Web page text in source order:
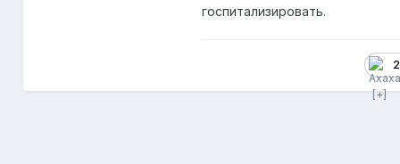
госпитализировать.
2